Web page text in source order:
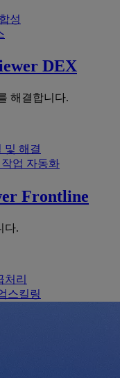
성
DEX
해결합니다.
및 해결
업 자동화
Frontline
다.
처리
스킬링